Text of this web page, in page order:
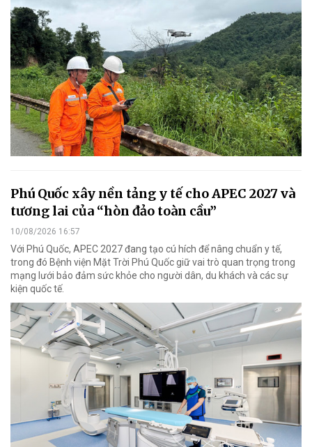
Phú Quốc xây nền tảng y tế cho APEC 2027 và
tương lai của “hòn đảo toàn cầu”
10/08/2026 16:57
Với Phú Quốc, APEC 2027 đang tạo cú hích để nâng chuẩn y tế,
trong đó Bệnh viện Mặt Trời Phú Quốc giữ vai trò quan trọng trong
mạng lưới bảo đảm sức khỏe cho người dân, du khách và các sự
kiện quốc tế.